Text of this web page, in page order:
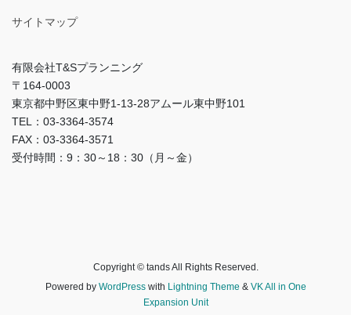
サイトマップ
有限会社T&Sプランニング
〒164-0003
東京都中野区東中野1-13-28アムール東中野101
TEL：03-3364-3574
FAX：03-3364-3571
受付時間：9：30～18：30（月～金）
Copyright © tands All Rights Reserved.
Powered by WordPresswith Lightning Theme & VK All in One
Expansion Unit